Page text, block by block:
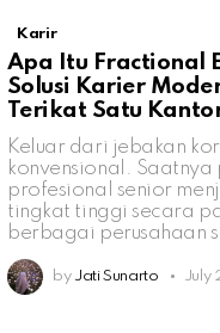
Karir
Apa Itu Fractional
Solusi Karier
Terikat Satu
Keluar dari jebakan
konvensional. Saatnya
profesional senior
tingkat tinggi secara
berbagai perusahaan
by Jati Sunarto July